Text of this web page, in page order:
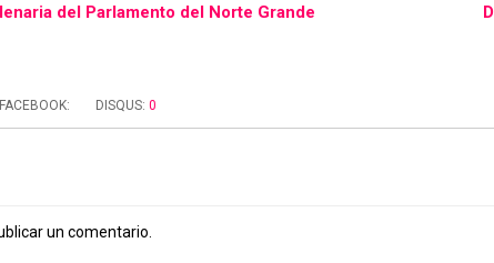
del Parlamento del Norte Grande
FACEBOOK: DISQUS:0
un comentario.